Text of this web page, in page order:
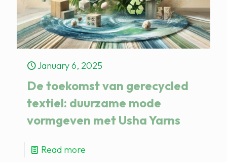
January 6, 2025
De toekomst van gerecycled
textiel: duurzame mode
vormgeven met Usha Yarns
Read more